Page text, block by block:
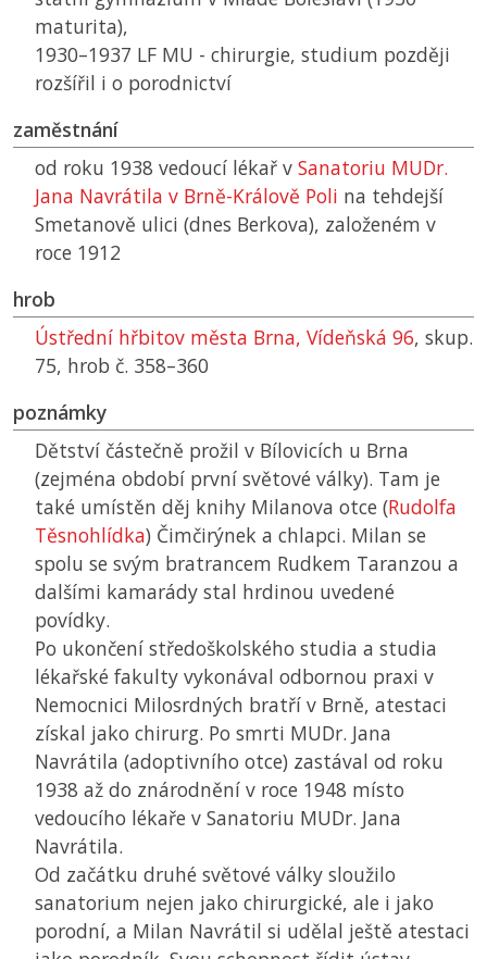
maturita),
1930–1937 LF MU - chirurgie, studium později
rozšířil i o porodnictví
zaměstnání
od roku 1938 vedoucí lékař v Sanatoriu MUDr.
Jana Navrátila v Brně-Králově Poli na tehdejší
Smetanově ulici (dnes Berkova), založeném v
roce 1912
hrob
Ústřední hřbitov města Brna, Vídeňská 96, skup.
75, hrob č. 358–360
poznámky
Dětství částečně prožil v Bílovicích u Brna
(zejména období první světové války). Tam je
také umístěn děj knihy Milanova otce (Rudolfa
Těsnohlídka) Čimčirýnek a chlapci. Milan se
spolu se svým bratrancem Rudkem Taranzou a
dalšími kamarády stal hrdinou uvedené
povídky.
Po ukončení středoškolského studia a studia
lékařské fakulty vykonával odbornou praxi v
Nemocnici Milosrdných bratří v Brně, atestaci
získal jako chirurg. Po smrti MUDr. Jana
Navrátila (adoptivního otce) zastával od roku
1938 až do znárodnění v roce 1948 místo
vedoucího lékaře v Sanatoriu MUDr. Jana
Navrátila.
Od začátku druhé světové války sloužilo
sanatorium nejen jako chirurgické, ale i jako
porodní, a Milan Navrátil si udělal ještě atestaci